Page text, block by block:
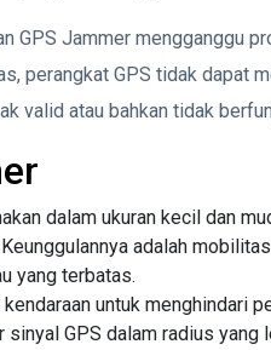
GPS Jammer mengganggu
perangkat GPS tidak dapat
valid atau bahkan tidak
dalam ukuran kecil dan
adalah
yang terbatas.
kendaraan untuk menghindari
GPS dalam radius